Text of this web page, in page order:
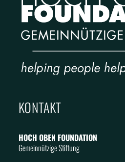
KONTAKT
HOCH OBEN FOUNDATION
Gemeinnützige Stiftung